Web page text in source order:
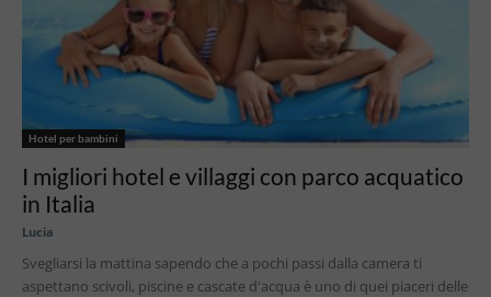
Hotel per bambini
I migliori hotel e villaggi con parco acquatico
in Italia
Lucia
Svegliarsi la mattina sapendo che a pochi passi dalla camera ti
aspettano scivoli, piscine e cascate d'acqua è uno di quei piaceri delle